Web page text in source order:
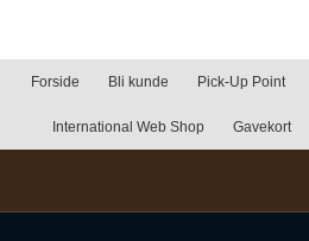
Forside Bli kunde Pick-Up Point
International Web Shop Gavekort